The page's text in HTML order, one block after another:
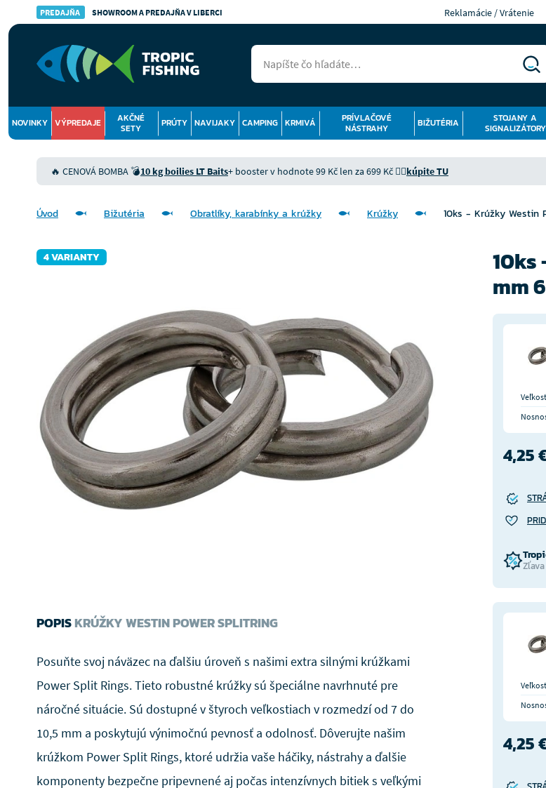
PREDAJŇA SHOWROOM A PREDAJŇA V LIBERCI Reklamácie / Vrátenie
NOVINKY VÝPREDAJE
AKČNÉ
SETY
PRÚTY NAVIJAKY CAMPING KRMIVÁ
PRÍVLAČOVÉ
NÁSTRAHY
BIŽUTÉRIA
STOJANY A
SIGNALIZÁTORY
🔥 CENOVÁ BOMBA 💣10 kg boilies LT Baits+ booster v hodnote 99 Kč len za 699 Kč 👉🏻kúpite TU
Úvod Bižutéria Obratlíky, karabínky a krúžky Krúžky 10ks - Krúžky Westin
4 VARIANTY
POPISKRÚŽKY WESTIN POWER SPLITRING
Posuňte svoj náväzec na ďalšiu úroveň s našimi extra silnými krúžkami
Power Split Rings. Tieto robustné krúžky sú špeciálne navrhnuté pre
náročné situácie. Sú dostupné v štyroch veľkostiach v rozmedzí od 7 do
10,5 mm a poskytujú výnimočnú pevnosť a odolnosť. Dôverujte našim
krúžkom Power Split Rings, ktoré udržia vaše háčiky, nástrahy a ďalšie
komponenty bezpečne pripevnené aj počas intenzívnych bitiek s veľkými
10ks
mm
Veľkosť
4,25
Veľkosť
4,25